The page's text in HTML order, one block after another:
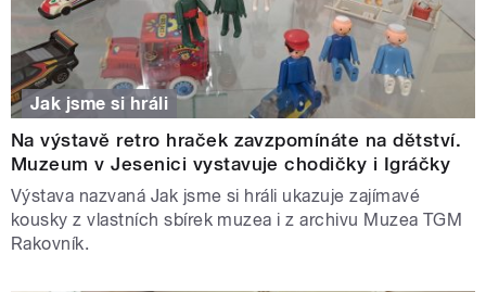
Jak jsme si hráli
Na výstavě retro hraček zavzpomínáte na dětství.
Muzeum v Jesenici vystavuje chodičky i Igráčky
Výstava nazvaná Jak jsme si hráli ukazuje zajímavé
kousky z vlastních sbírek muzea i z archivu Muzea TGM
Rakovník.